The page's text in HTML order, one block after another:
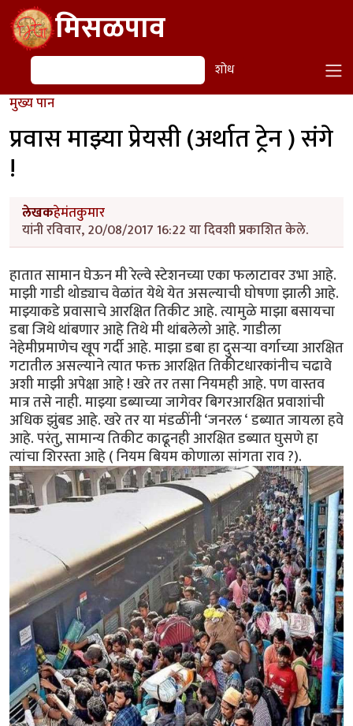
Skip to main contentमिसळपाव
शोध शोध
मुख्य पान
प्रवास माझ्या प्रेयसी (अर्थात ट्रेन ) संगे
!
लेखकहेमंतकुमार
यांनी रविवार, 20/08/2017 16:22 या दिवशी प्रकाशित केले.
हातात सामान घेऊन मी रेल्वे स्टेशनच्या एका फलाटावर उभा आहे.
माझी गाडी थोड्याच वेळांत येथे येत असल्याची घोषणा झाली आहे.
माझ्याकडे प्रवासाचे आरक्षित तिकीट आहे. त्यामुळे माझा बसायचा
डबा जिथे थांबणार आहे तिथे मी थांबलेलो आहे. गाडीला
नेहेमीप्रमाणेच खूप गर्दी आहे. माझा डबा हा दुसऱ्या वर्गाच्या आरक्षित
गटातील असल्याने त्यात फक्त आरक्षित तिकीटधारकांनीच चढावे
अशी माझी अपेक्षा आहे ! खरे तर तसा नियमही आहे. पण वास्तव
मात्र तसे नाही. माझ्या डब्याच्या जागेवर बिगरआरक्षित प्रवाशांची
अधिक झुंबड आहे. खरे तर या मंडळींनी ‘जनरल ‘ डब्यात जायला हवे
आहे. परंतु, सामान्य तिकीट काढूनही आरक्षित डब्यात घुसणे हा
त्यांचा शिरस्ता आहे ( नियम बियम कोणाला सांगता राव ?).